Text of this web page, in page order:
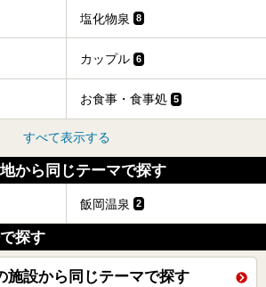
塩化物泉 8
カップル 6
お食事・食事処 5
すべて表示する
から同じテーマで探す
飯岡温泉 2
探す
施設から同じテーマで探す